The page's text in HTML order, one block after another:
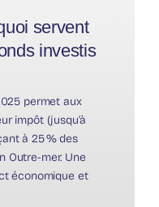
servent
investis
permet aux
impôt (jusqu’à
à 25 % des
Outre-mer. Une
économique et